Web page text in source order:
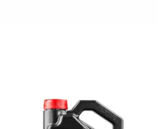
Пластиковая канистра